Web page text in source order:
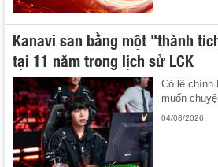
Kanavi san bằng một "thành
tại 11 năm trong lịch sử LCK
Có lẽ chính
muốn
04/08/2026